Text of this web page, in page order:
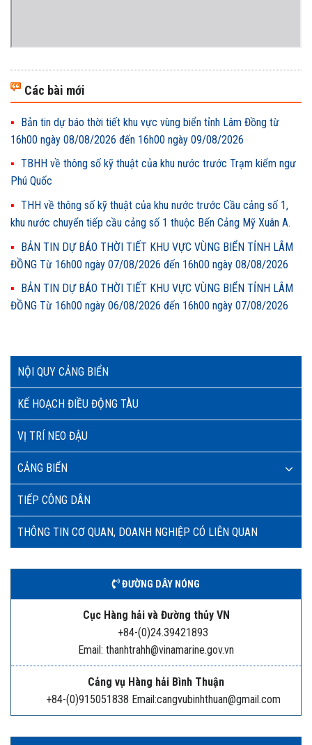
NỘI QUY CẢNG BIỂN
KẾ HOẠCH ĐIỀU ĐỘNG TÀU
VỊ TRÍ NEO ĐẬU
CẢNG BIỂN
TIẾP CÔNG DÂN
THÔNG TIN CƠ QUAN, DOANH NGHIỆP CÓ LIÊN QUAN
ĐƯỜNG DÂY NÓNG
Cục Hàng hải và Đường thủy VN
+84-(0)24.39421893
Email: thanhtrahh@vinamarine.gov.vn
Cảng vụ Hàng hải Bình Thuận
+84-(0)915051838 Email:cangvubinhthuan@gmail.com
Các bài mới
Bản tin dự báo thời tiết khu vực vùng biển tỉnh Lâm Đồng từ
16h00 ngày 08/08/2026 đến 16h00 ngày 09/08/2026
TBHH về thông số kỹ thuật của khu nước trước Trạm kiểm ngư
Phú Quốc
THH về thông số kỹ thuật của khu nước trước Cầu cảng số 1,
khu nước chuyển tiếp cầu cảng số 1 thuộc Bến Cảng Mỹ Xuân A.
BẢN TIN DỰ BÁO THỜI TIẾT KHU VỰC VÙNG BIỂN TỈNH LÂM
ĐỒNG Từ 16h00 ngày 07/08/2026 đến 16h00 ngày 08/08/2026
BẢN TIN DỰ BÁO THỜI TIẾT KHU VỰC VÙNG BIỂN TỈNH LÂM
ĐỒNG Từ 16h00 ngày 06/08/2026 đến 16h00 ngày 07/08/2026